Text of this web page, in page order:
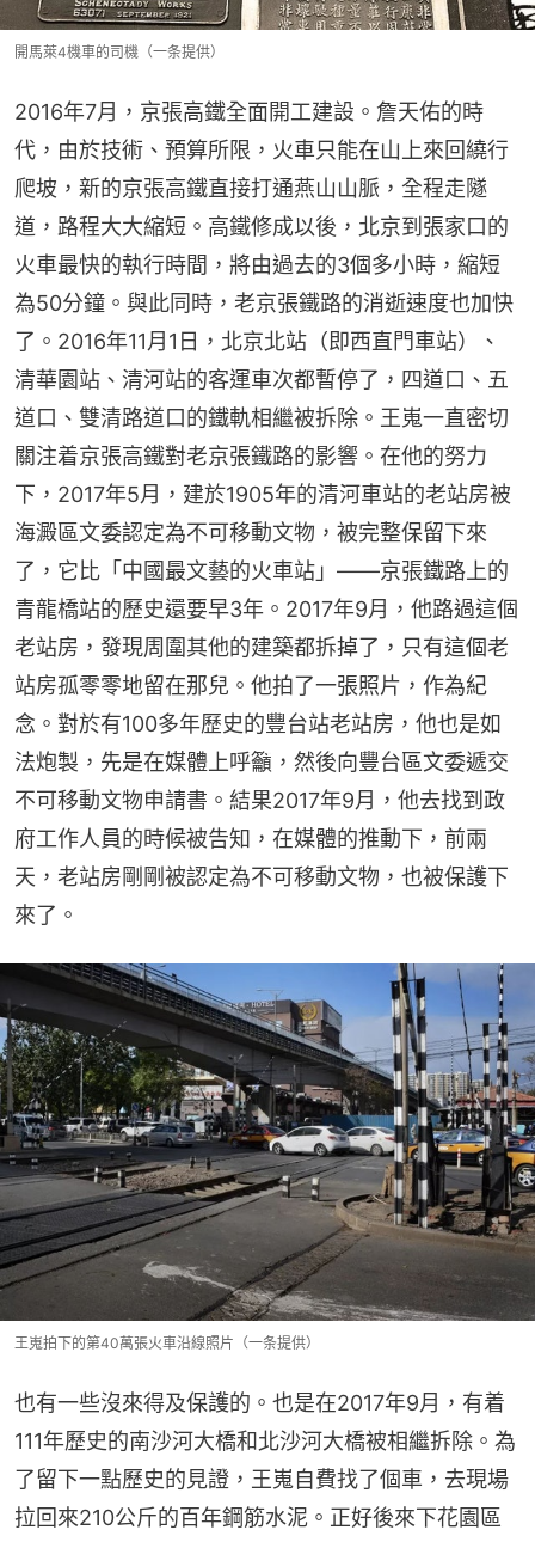
開馬萊4機車的司機（一条提供）
2016年7月，京張高鐵全面開工建設。詹天佑的時
代，由於技術、預算所限，火車只能在山上來回繞行
爬坡，新的京張高鐵直接打通燕山山脈，全程走隧
道，路程大大縮短。高鐵修成以後，北京到張家口的
火車最快的執行時間，將由過去的3個多小時，縮短
為50分鐘。與此同時，老京張鐵路的消逝速度也加快
了。2016年11月1日，北京北站（即西直門車站）、
清華園站、清河站的客運車次都暫停了，四道口、五
道口、雙清路道口的鐵軌相繼被拆除。王嵬一直密切
關注着京張高鐵對老京張鐵路的影響。在他的努力
下，2017年5月，建於1905年的清河車站的老站房被
海澱區文委認定為不可移動文物，被完整保留下來
了，它比「中國最文藝的火車站」——京張鐵路上的
青龍橋站的歷史還要早3年。2017年9月，他路過這個
老站房，發現周圍其他的建築都拆掉了，只有這個老
站房孤零零地留在那兒。他拍了一張照片，作為紀
念。對於有100多年歷史的豐台站老站房，他也是如
法炮製，先是在媒體上呼籲，然後向豐台區文委遞交
不可移動文物申請書。結果2017年9月，他去找到政
府工作人員的時候被告知，在媒體的推動下，前兩
天，老站房剛剛被認定為不可移動文物，也被保護下
來了。
王嵬拍下的第40萬張火車沿線照片（一条提供）
也有一些沒來得及保護的。也是在2017年9月，有着
111年歷史的南沙河大橋和北沙河大橋被相繼拆除。為
了留下一點歷史的見證，王嵬自費找了個車，去現場
拉回來210公斤的百年鋼筋水泥。正好後來下花園區